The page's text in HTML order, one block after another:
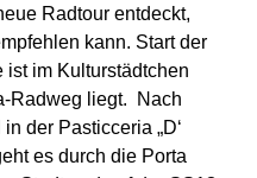
Radtour entdeckt,
kann. Start der
ist im Kulturstädtchen
Radweg liegt. Nach
der Pasticceria „D‘
es durch die Porta